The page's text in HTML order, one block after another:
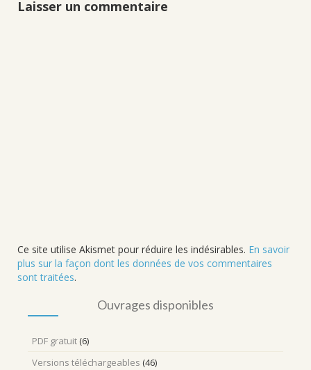
Laisser un commentaire
Ce site utilise Akismet pour réduire les indésirables. En savoir
plus sur la façon dont les données de vos commentaires
sont traitées.
Ouvrages disponibles
PDF gratuit (6)
Versions téléchargeables (46)